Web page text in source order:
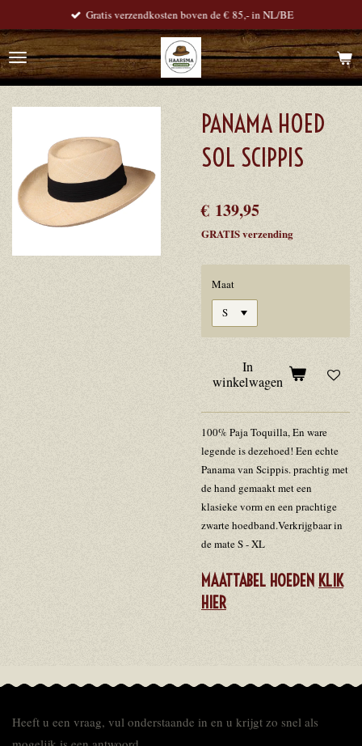
direct
naar
de
Gratis verzendkosten boven de € 85,- in NL/BE
PANAMA HOED
SOL SCIPPIS
€ 139,95
GRATIS verzending
Maat
In
winkelwagen
100% Paja Toquilla, En ware
legende is dezehoed! Een echte
Panama van Scippis. prachtig met
de hand gemaakt met een
klasieke vorm en een prachtige
zwarte hoedband.Verkrijgbaar in
de mate S - XL
MAATTABEL HOEDEN KLIK
HIER
Heeft u een vraag, vul onderstaande in en u krijgt zo snel als